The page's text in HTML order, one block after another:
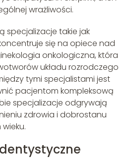
wrażliwości.
specjalizacje takie jak
się na opiece nad
onkologiczna, która
układu rozrodczego
tymi specjalistami jest
pacjentom kompleksową
specjalizacje odgrywają
zdrowia i dobrostanu